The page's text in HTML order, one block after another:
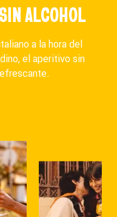
ALCOHOL
a la hora del
el aperitivo sin